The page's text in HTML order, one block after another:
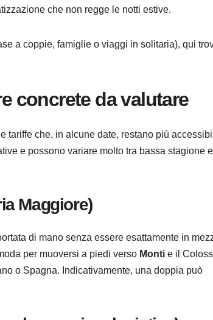
che non regge le notti estive.
a coppie, famiglie o viaggi in solitaria), qui
concrete da valutare
e tariffe che, in alcune date, restano più
e possono variare molto tra bassa stagione e
Maggiore)
di mano senza essere esattamente in
per muoversi a piedi verso Monti e il
o Spagna. Indicativamente, una doppia può